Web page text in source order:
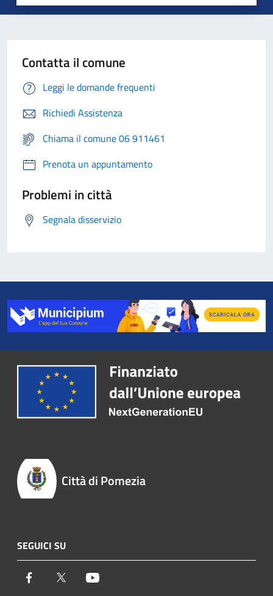
Contatta il comune
Leggi le domande frequenti
Richiedi Assistenza
Chiama il comune 06 911461
Prenota un appuntamento
Problemi in città
Segnala disservizio
Città di Pomezia
SEGUICI SU
Facebook Twitter